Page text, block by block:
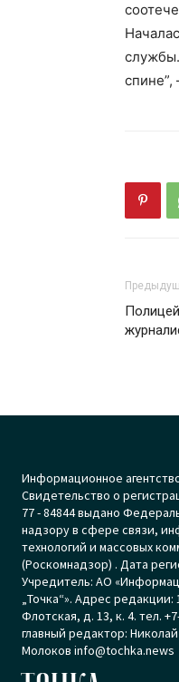
спине”,
Информационное агентство
Свидетельство о
77 - 84844 выдано
надзору в сфере связи,
технологий и массовых
(Роскомнадзор) . Дата
Учредитель: АО
„Точка“». Адрес редакции:
Флотская, д. 13, к. 4. тел.
главный редактор:
Молоков info@tochka.news